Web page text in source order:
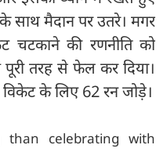
साथ मैदान पर उतरे। मगर
की रणनीति को
तरह से फेल कर दिया।
के लिए 62 रन जोड़े।
celebrating with